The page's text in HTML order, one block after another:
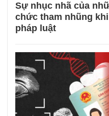
Sự nhục nhã của
chức tham nhũng
pháp luật